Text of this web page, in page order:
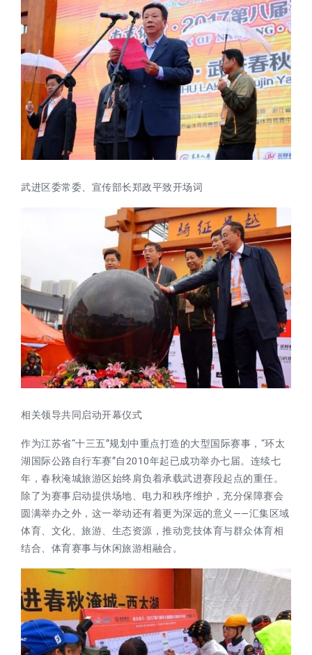
武进区委常委、宣传部长郑政平致开场词
相关领导共同 启动开幕仪式
作为江苏省“十三五”规划中重点打造的大型国际赛事， “环太
湖国际公路自行车赛”自2010年起已成功举办七届。连续七
年，春秋淹城旅游区始终肩负着承载武进赛段起点的重任。
除了为赛事启动提供场地、电力和秩序维护，充分保障赛会
圆满举办之外，这一举动还有着更为深远的意义——汇集区域
体育、文化、旅游、生态资源，推动竞技体育与群众体育相
结合、体育赛事与休闲旅游相融合。